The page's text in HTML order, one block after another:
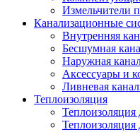
Измельчители
Канализационные
Внутренняя
Бесшумная
Наружная
Аксессуары и
Ливневая
Теплоизоляция
Теплоизоляция
Теплоизоляция